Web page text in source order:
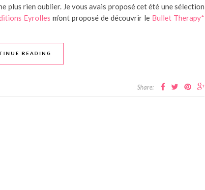
plus rien oublier. Je vous avais proposé cet été une sélection
Eyrolles m’ont proposé de découvrir le Bullet Therapy*
READING
Share: